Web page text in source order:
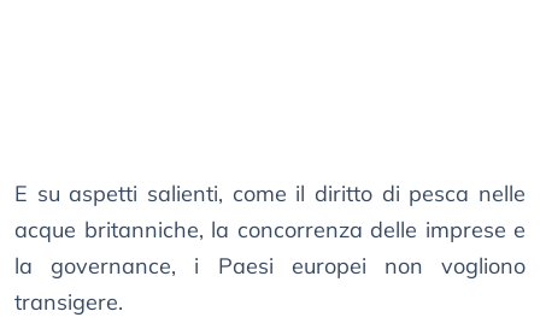
E su aspetti salienti, come il diritto di pesca nelle
acque britanniche, la concorrenza delle imprese e
la governance, i Paesi europei non vogliono
transigere.